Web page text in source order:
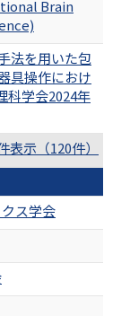
Brain
法を用いた包
具操作におけ
科学会2024年
表示（120件）
ス学会